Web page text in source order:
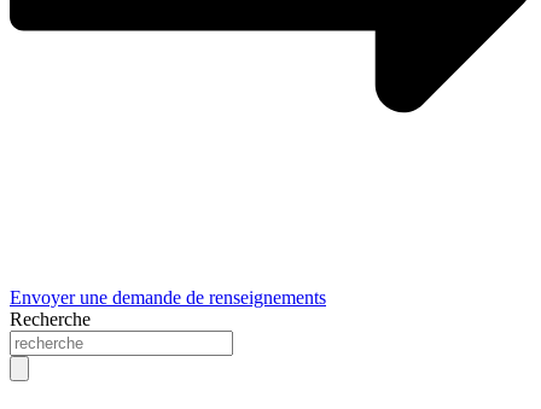
Envoyer une demande de renseignements
Recherche